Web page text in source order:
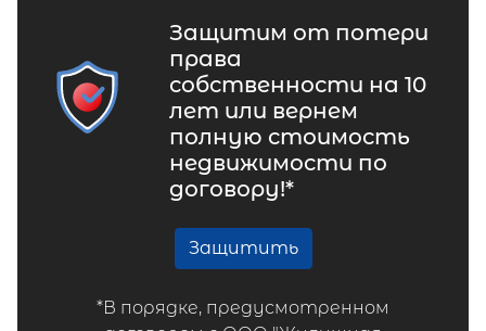
Защитим от потери
права
собственности на 10
лет или вернем
полную стоимость
недвижимости по
договору!*
Защитить
*В порядке, предусмотренном